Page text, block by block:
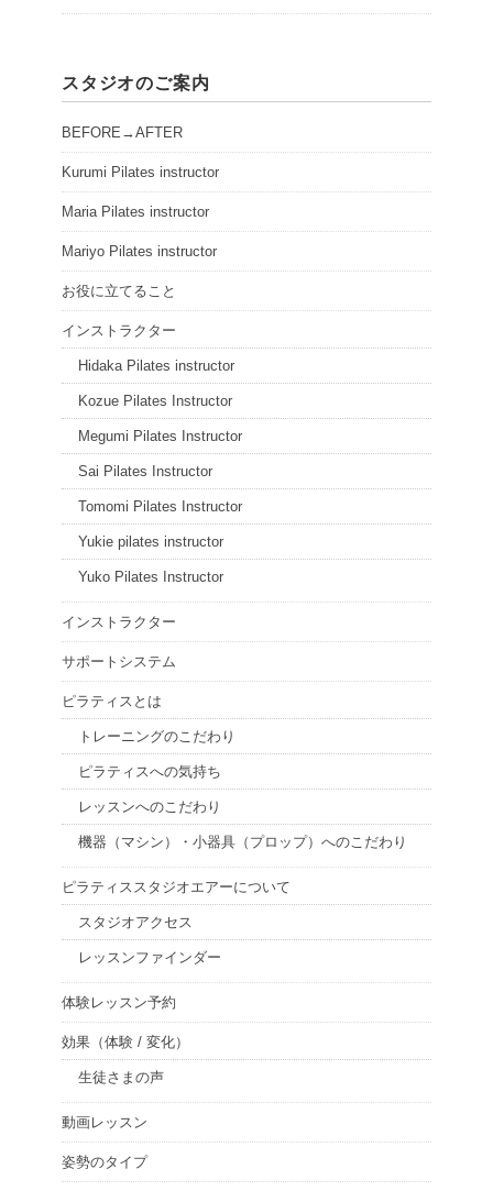
スタジオのご案内
BEFORE→AFTER
Kurumi Pilates instructor
Maria Pilates instructor
Mariyo Pilates instructor
お役に立てること
インストラクター
Hidaka Pilates instructor
Kozue Pilates Instructor
Megumi Pilates Instructor
Sai Pilates Instructor
Tomomi Pilates Instructor
Yukie pilates instructor
Yuko Pilates Instructor
インストラクター
サポートシステム
ピラティスとは
トレーニングのこだわり
ピラティスへの気持ち
レッスンへのこだわり
機器（マシン）・小器具（プロップ）へのこだわり
ピラティススタジオエアーについて
スタジオアクセス
レッスンファインダー
体験レッスン予約
効果（体験 / 変化）
生徒さまの声
動画レッスン
姿勢のタイプ